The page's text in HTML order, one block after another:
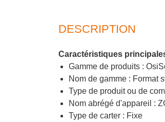
DESCRIPTION
Caractéristiques
Gamme de produits :
Nom de gamme : Format
Type de produit ou de
Nom abrégé d'appareil :
Type de carter : Fixe